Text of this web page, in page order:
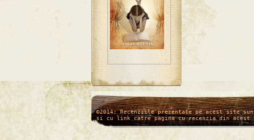
/* */
©2014: Recenziile prezentate pe acest site
si cu link catre pagina cu recenzia din